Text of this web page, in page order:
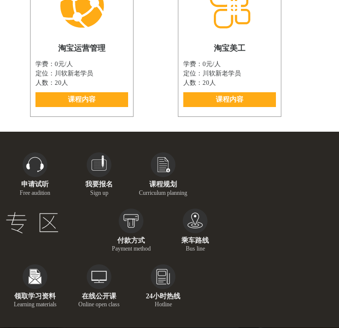
淘宝运营管理
学费：0元/人
定位：川软新老学员
人数：20人
课程内容
淘宝美工
学费：0元/人
定位：川软新老学员
人数：20人
课程内容
申请试听
Free audition
我要报名
Sign up
课程规划
Curriculum planning
付款方式
Payment method
乘车路线
Bus line
领取学习资料
Learning materials
在线公开课
Online open class
24小时热线
Hotline